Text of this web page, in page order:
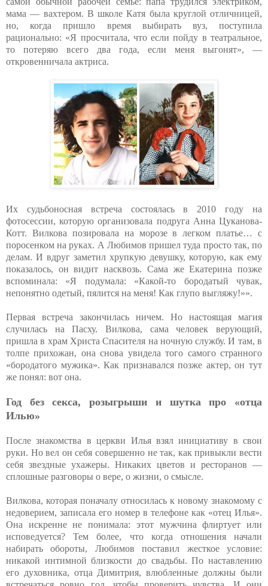
мама — вахтером. В школе Катя была круглой отличницей,
но, когда пришло время выбирать вуз, поступила
рационально: «Я просчитала, что если пойду в театральное,
то потеряю всего два года, если меня выгонят», —
откровенничала актриса.
Их судьбоносная встреча состоялась в 2010 году на
фотосессии, которую организовала подруга Анна Цуканова-
Котт. Вилкова позировала на морозе в легком платье… с
поросенком на руках. А Любимов пришел туда просто так, по
делам. И вдруг заметил хрупкую девушку, которую, как ему
показалось, он видит насквозь. Сама же Екатерина позже
вспоминала: «Я подумала: «Какой-то бородатый чувак,
непонятно одетый, пялится на меня! Как глупо выгляжу!»».
Первая встреча закончилась ничем. Но настоящая магия
случилась на Пасху. Вилкова, сама человек верующий,
пришла в храм Христа Спасителя на ночную службу. И там, в
толпе прихожан, она снова увидела того самого странного
«бородатого мужика». Как признавался позже актер, он тут
же понял: вот она.
Год без секса, розыгрыши и шутка про «отца
Илью»
После знакомства в церкви Илья взял инициативу в свои
руки. Но вел он себя совершенно не так, как привыкли вести
себя звездные ухажеры. Никаких цветов и ресторанов —
сплошные разговоры о вере, о жизни, о смысле.
Вилкова, которая поначалу относилась к новому знакомому с
недоверием, записала его номер в телефоне как «отец Илья».
Она искренне не понимала: этот мужчина флиртует или
исповедуется? Тем более, что когда отношения начали
набирать обороты, Любимов поставил жесткое условие:
никакой интимной близкости до свадьбы. По наставлению
его духовника, отца Димитрия, влюбленные должны были